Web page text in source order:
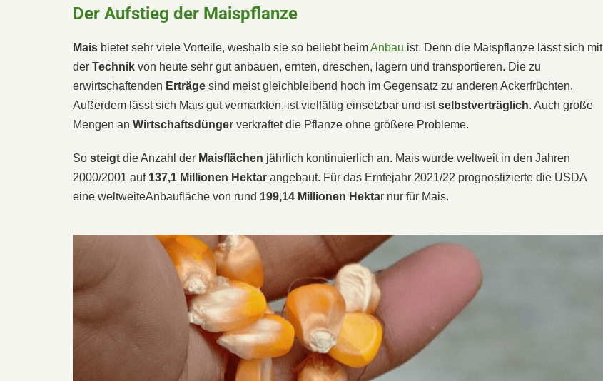
Der Aufstieg der Maispflanze
Mais bietet sehr viele Vorteile, weshalb sie so beliebt beimAnbau ist. Denn die Maispflanze lässt sich mit
der Technik von heute sehr gut anbauen, ernten, dreschen, lagern und transportieren. Die zu
erwirtschaftenden Erträge sind meist gleichbleibend hoch im Gegensatz zu anderen Ackerfrüchten.
Außerdem lässt sich Mais gut vermarkten, ist vielfältig einsetzbar und istselbstverträglich. Auch große
Mengen an Wirtschaftsdünger verkraftet die Pflanze ohne größere Probleme.
So steigt die Anzahl der Maisflächen jährlich kontinuierlich an. Mais wurde weltweit in den Jahren
2000/2001 auf 137,1 Millionen Hektar angebaut. Für das Erntejahr 2021/22 prognostizierte die USDA
eine weltweiteAnbaufläche von rund 199,14 Millionen Hektar nur für Mais.